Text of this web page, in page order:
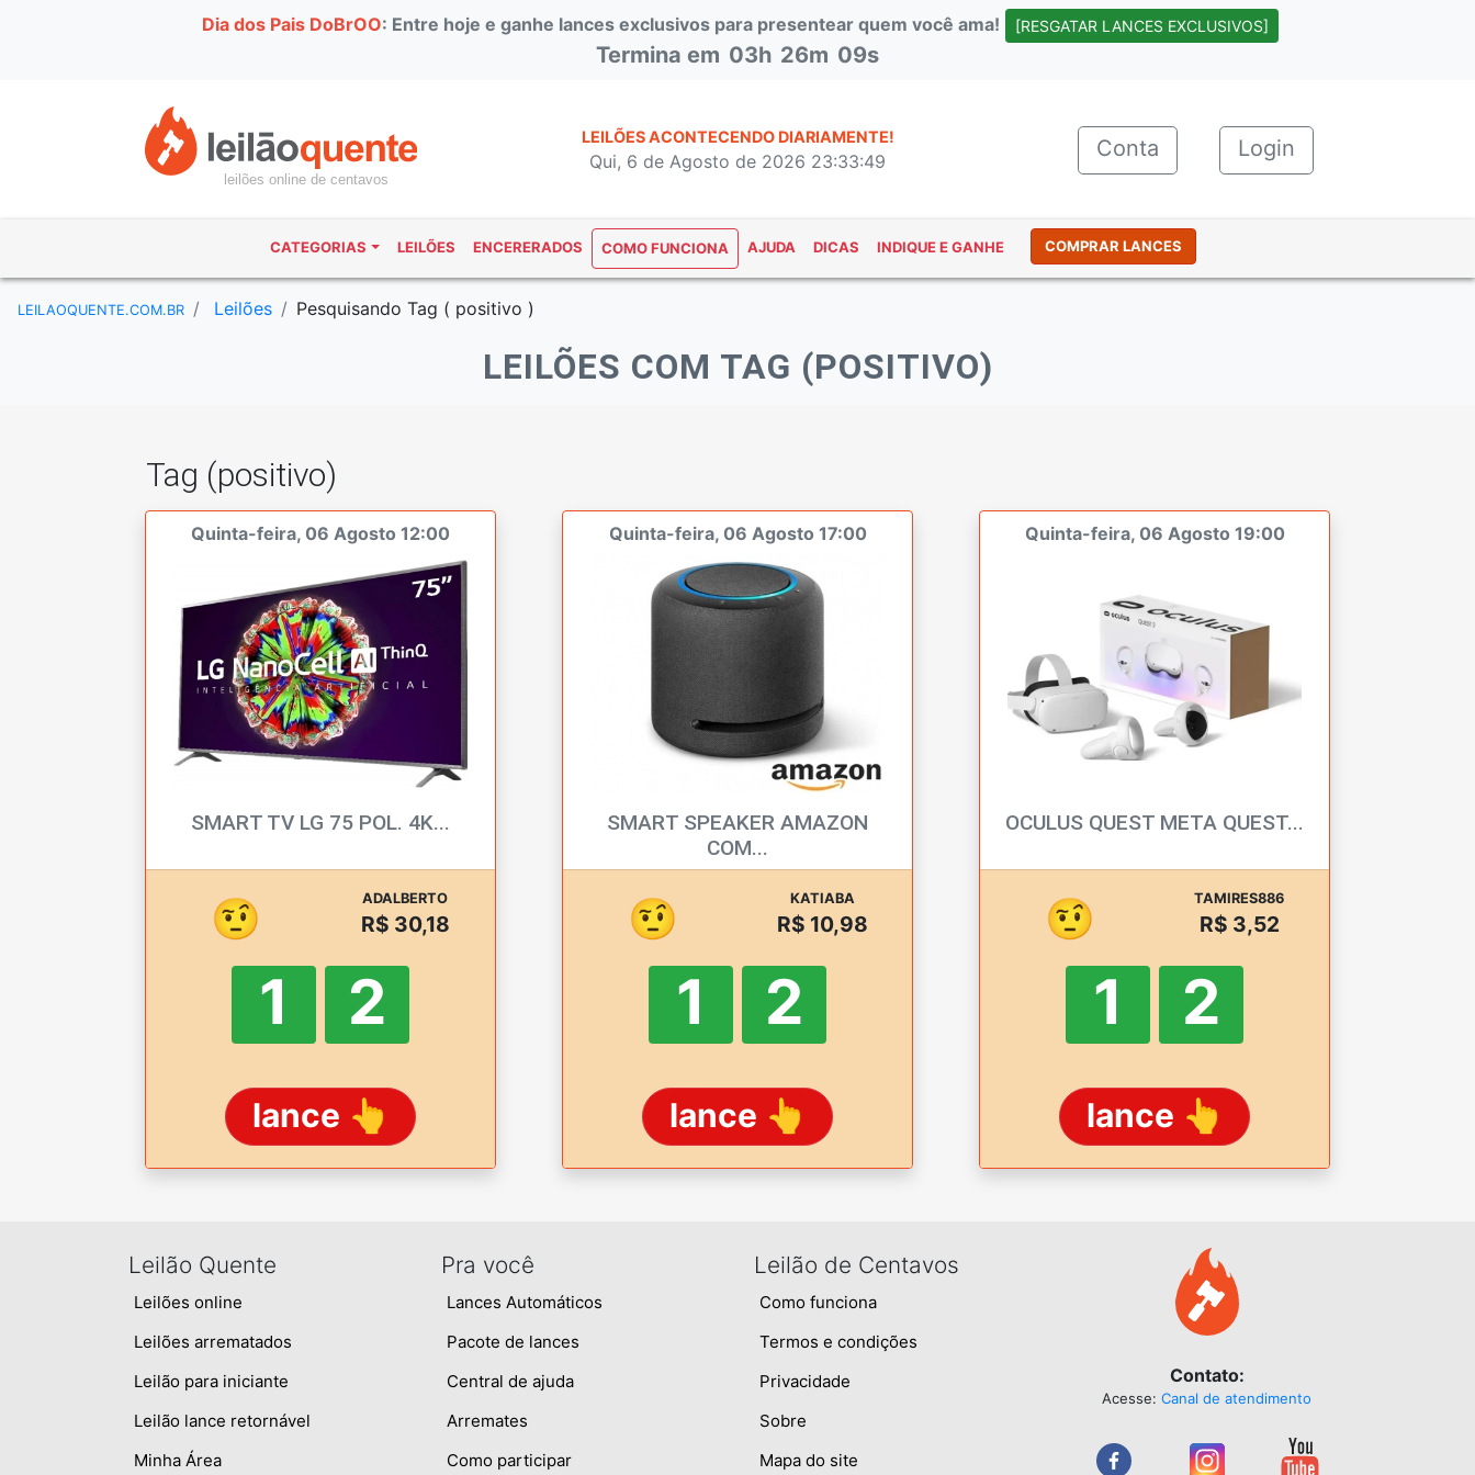
Dia dos Pais DoBrOO: Entre hoje e ganhe lances exclusivos para presentear quem você ama! [RESGATAR LANCES EXCLUSIVOS]
Termina em 03h 26m 08s
leilões online de centavos
LEILÕES ACONTECENDO DIARIAMENTE!
Qui, 6 de Agosto de 2026 23:33:50
Conta (current)Login
CATEGORIAS LEILÕES ENCERERADOS COMO FUNCIONA AJUDA DICAS INDIQUE E GANHE COMPRAR LANCES
LEILAOQUENTE.COM.BR Leilões Pesquisando Tag ( positivo )
LEILÕES COM TAG (POSITIVO)
Tag (positivo)
Quinta-feira, 06 Agosto 12:00
SMART TV LG 75 POL. 4K...
🤨 ADALBERTO
R$ 30,18
1 2
lance 👆
Quinta-feira, 06 Agosto 17:00
SMART SPEAKER AMAZON
COM...
🤨 KATIABA
R$ 10,98
1 2
lance 👆
Quinta-feira, 06 Agosto 19:00
OCULUS QUEST META QUEST...
🤨 TAMIRES886
R$ 3,52
1 2
lance 👆
Leilão Quente
Leilões online
Leilões arrematados
Leilão para iniciante
Leilão lance retornável
Minha Área
Pra você
Lances Automáticos
Pacote de lances
Central de ajuda
Arremates
Como participar
Leilão de Centavos
Como funciona
Termos e condições
Privacidade
Sobre
Mapa do site
Contato:
Acesse: Canal de atendimento